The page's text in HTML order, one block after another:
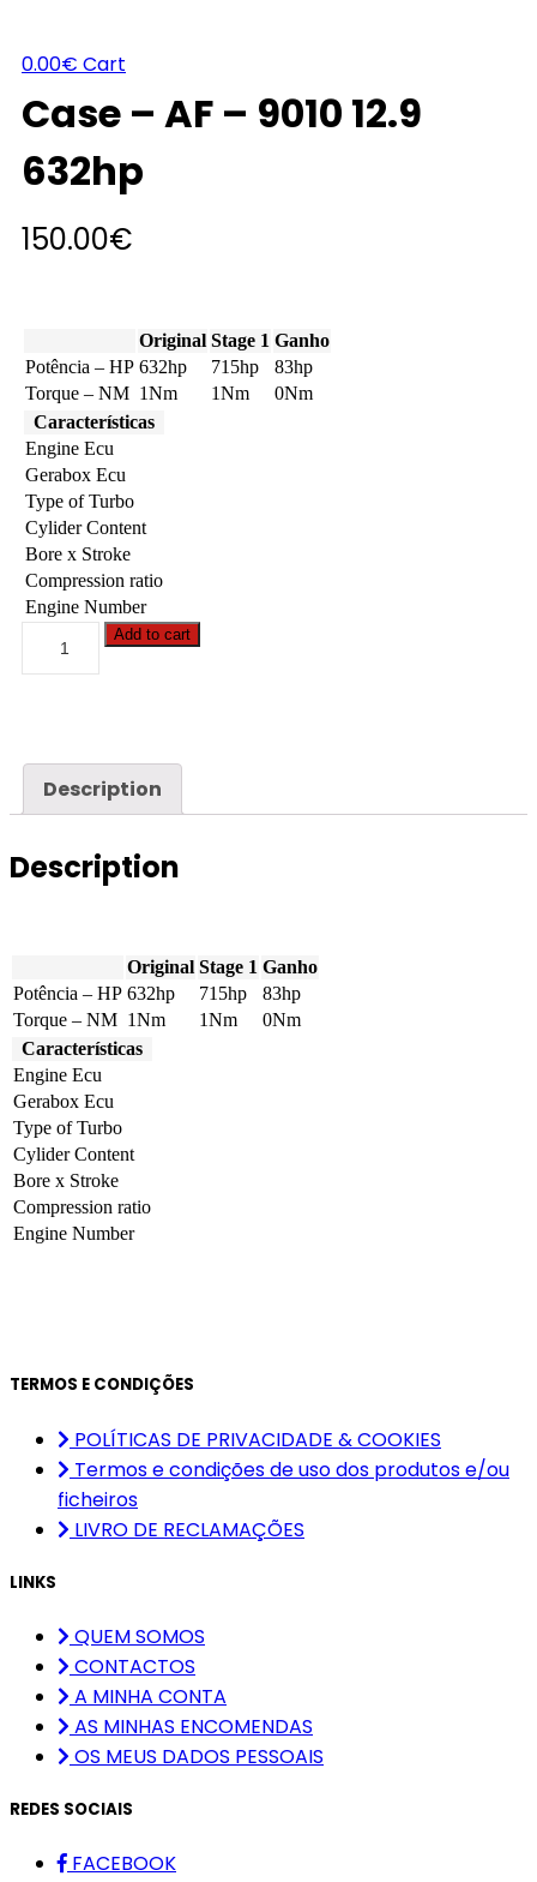
0.00€ Cart
Case – AF – 9010 12.9
632hp
150.00€
Original Stage 1 Ganho
Potência – HP 632hp 715hp
83hp
Torque – NM 1Nm 1Nm
0Nm
Características
Engine Ecu
Gerabox Ecu
Type of Turbo
Cylider Content
Bore x Stroke
Compression ratio
Engine Number
AF
632hp
quantity
Add to cart
Description
Description
Original Stage 1 Ganho
Potência – HP 632hp 715hp
83hp
Torque – NM 1Nm 1Nm
0Nm
Características
Engine Ecu
Gerabox Ecu
Type of Turbo
Cylider Content
Bore x Stroke
Compression ratio
Engine Number
TERMOS E CONDIÇÕES
POLÍTICAS DE PRIVACIDADE & COOKIES
Termos e condições de uso dos produtos e/ou
ficheiros
LIVRO DE RECLAMAÇÕES
LINKS
QUEM SOMOS
CONTACTOS
A MINHA CONTA
AS MINHAS ENCOMENDAS
OS MEUS DADOS PESSOAIS
REDES SOCIAIS
FACEBOOK